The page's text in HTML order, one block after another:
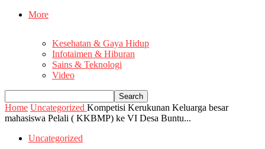
More
Kesehatan & Gaya Hidup
Infotaimen & Hiburan
Sains & Teknologi
Video
Home Uncategorized Kompetisi Kerukunan Keluarga besar
mahasiswa Pelali ( KKBMP) ke VI Desa Buntu...
Uncategorized